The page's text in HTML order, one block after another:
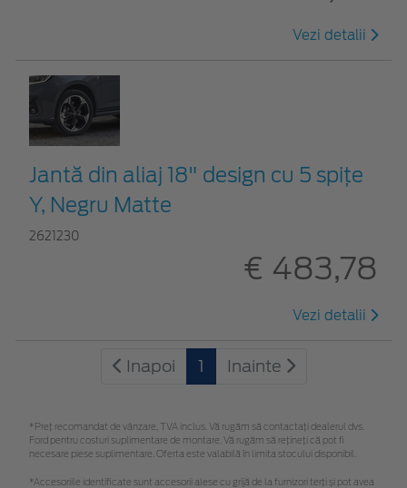
Vezi detalii
Jantă din aliaj 18" design cu 5 spițe
Y, Negru Matte
2621230
€ 483,78
Vezi detalii
Inapoi 1 Inainte
*Preţ recomandat de vânzare, TVA inclus. Vă rugăm să contactaţi dealerul dvs.
Ford pentru costuri suplimentare de montare. Vă rugăm să rețineți că pot fi
necesare piese suplimentare. Oferta este valabilă în limita stocului disponibil.
*Accesoriile identificate sunt accesorii alese cu grijă de la furnizori terți și pot avea